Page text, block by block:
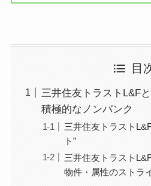
目
三井住友トラストL&F
積極的なノンバンク
三井住友トラスト
ト”
三井住友トラスト
物件・属性のストラ